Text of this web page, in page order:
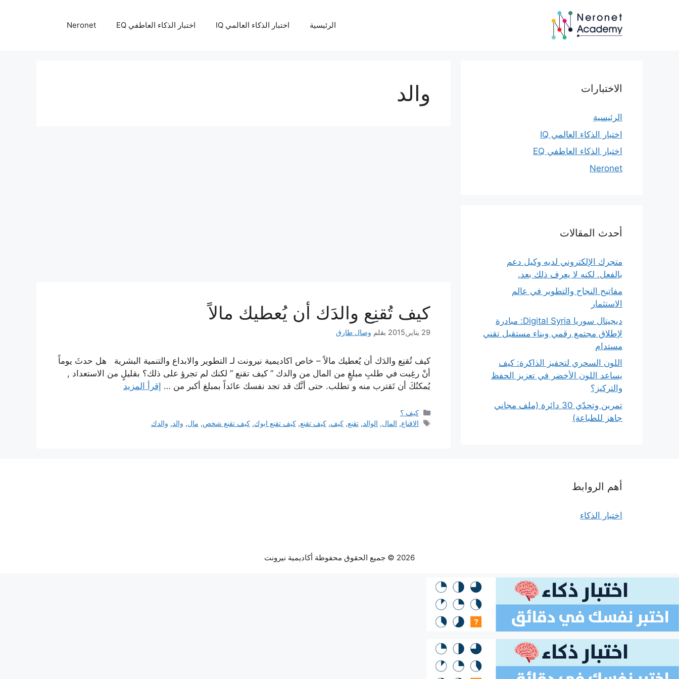
الرئيسية اختبار الذكاء العالمي IQ اختبار الذكاء العاطفي EQ Neronet
والد
كيف تُقنِع والدَك أن يُعطيك مالاً
29 يناير,2015 بقلم وصال طارق
كيف تُقنِع والدَك أن يُعطيك مالاً – خاص اكاديمية نيرونت لـ التطوير والابداع والتنمية البشرية هل حدثَ يوماً
أنْ رغِبت في طلبِ مبلغٍ من المال من والدك ” كيف تقنع ” لكنك لم تجرؤ على ذلك؟ بقليلٍ من الاستعداد ,
يُمكنُكَ أن تَقترب منه و تطلب. حتى أنَّك قد تجد نفسك عائداً بمبلغ أكبر من … إقرأ المزيد
التصنيفات
كيف ؟
الوسوم
الاقناع, المال, الوالد,تقنع,كيف,كيف تقنع,كيف تقنع ابوك,كيف تقنع شخص, مال, والد, والدك
الاختبارات
الرئيسية
اختبار الذكاء العالمي IQ
اختبار الذكاء العاطفي EQ
Neronet
أحدث المقالات
متجرك الإلكتروني لديه وكيل دعم
بالفعل. لكنه لا يعرف ذلك بعد.
مفاتيح النجاح والتطوير في عالم
الاستثمار
ديجيتال سوريا Digital Syria: مبادرة
لإطلاق مجتمع رقمي وبناء مستقبل تقني
مستدام
اللون السحري لتحفيز الذاكرة: كيف
يساعد اللون الأخضر في تعزيز الحفظ
والتركيز؟
تمرين وتحدّي 30 دائرة (ملف مجاني
جاهز للطباعة)
أهم الروابط
اختبار الذكاء
2026 © جميع الحقوق محفوظة أكاديمية نيرونت